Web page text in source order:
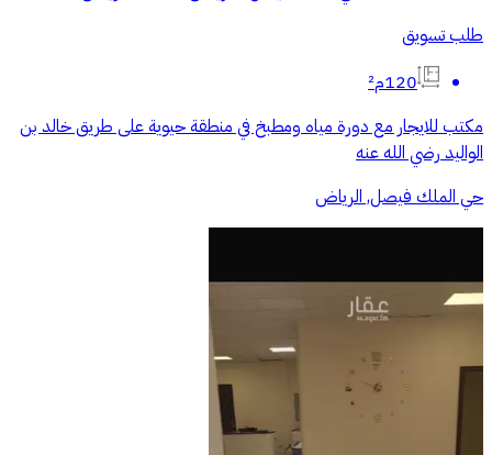
طلب تسويق
120م²
مكتب للايجار مع دورة مياه ومطبخ في منطقة حيوية على طريق خالد بن
الواليد رضي الله عنه
حي الملك فيصل, الرياض